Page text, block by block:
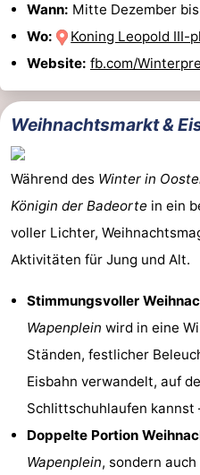
Wann: Mitte Dezember
Wo:
Koning Leopold III-
Website: fb.com/
Weihnachtsmarkt &
Während des Winter in
Königin der Badeorte in ein
voller Lichter,
Aktivitäten für Jung und Alt.
Stimmungsvoller
Wapenplein wird in eine
Ständen, festlicher
Eisbahn verwandelt, auf
Schlittschuhlaufen kannst
Doppelte Portion
Wapenplein, sondern